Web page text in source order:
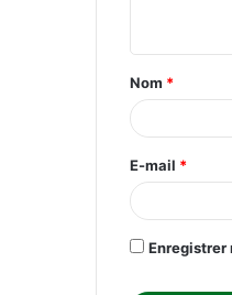
t
a
e
*
Nom *
E-mail *
Enregistrer